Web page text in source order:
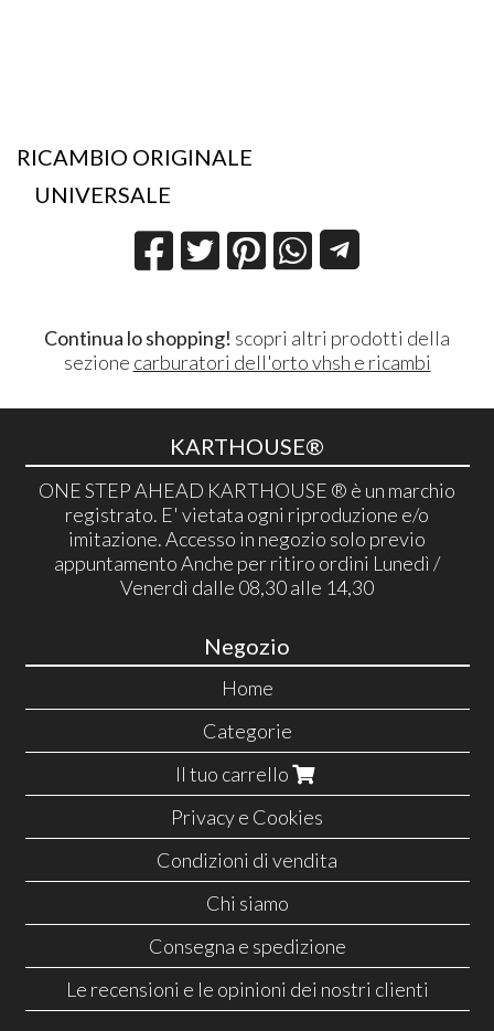
RICAMBIO ORIGINALE
UNIVERSALE
Continua lo shopping! scopri altri prodotti della
sezione carburatori dell'orto vhsh e ricambi
KARTHOUSE®
ONE STEP AHEAD KARTHOUSE ® è un marchio
registrato. E' vietata ogni riproduzione e/o
imitazione. Accesso in negozio solo previo
appuntamento Anche per ritiro ordini Lunedì /
Venerdì dalle 08,30 alle 14,30
Negozio
Home
Categorie
Il tuo carrello
Privacy e Cookies
Condizioni di vendita
Chi siamo
Consegna e spedizione
Le recensioni e le opinioni dei nostri clienti